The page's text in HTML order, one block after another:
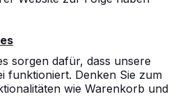
sorgen dafür, dass unsere
funktioniert. Denken Sie zum
wie Warenkorb und
Zeige alles